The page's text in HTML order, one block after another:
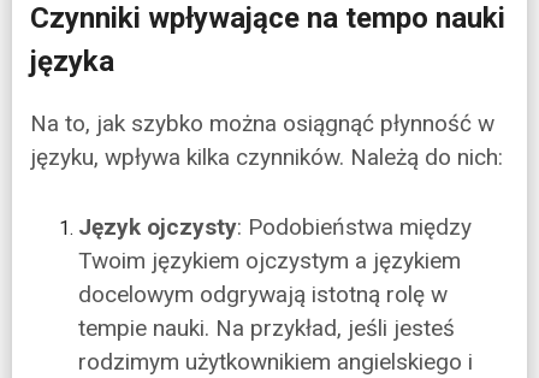
Czynniki wpływające na tempo nauki
języka
Na to, jak szybko można osiągnąć płynność w
języku, wpływa kilka czynników. Należą do nich:
Język ojczysty: Podobieństwa między
Twoim językiem ojczystym a językiem
docelowym odgrywają istotną rolę w
tempie nauki. Na przykład, jeśli jesteś
rodzimym użytkownikiem angielskiego i